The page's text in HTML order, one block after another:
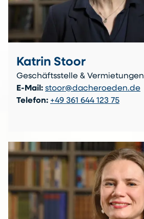
Katrin Stoor
Geschäftsstelle & Vermietungen
E-Mail: stoor@dacheroeden.de
Telefon: +49 361 644 123 75